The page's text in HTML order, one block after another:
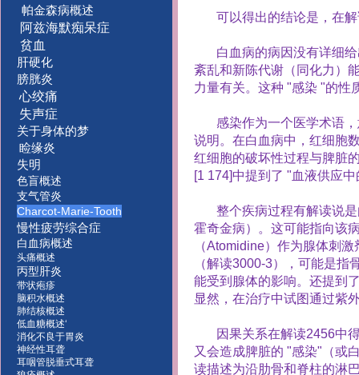
帕金森病概述
阿兹海默痴呆症
贫血
肝硬化
膀胱炎
心绞痛
失声症
关于身体的梦
睑缘炎
失明
色盲概述
支气管炎
Charcot-Marie-Tooth
慢性疲劳综合症
白血病概述
头痛概述
丙型肝炎
带状疱疹
脑积水概述
肺结核概述
低血糖概述‘
消化不良于胃炎
神经性耳聋
耳咽管脱垂式耳聋
可以得出的结论是，在
白血病的病因没有详细
紊乱和新陈代谢（同化力）
力量有关。这种 "感染 "的性
感染作为一个医学术语
说明。在白血病中，红细胞
红细胞的破坏性过程与脾脏
[1 174]中提到了 "血液供应
整个疾病过程有解读说
霍奇金病）。这可能指向该
（Atomidine）作为腺体刺激
（解读3000-3），可能是指
能受到腺体的影响。还提到
显然，在治疗中试图通过紫
因果关系在解读2456中
又会造成脾脏的 "感染" （或
读描述为沿肋骨和脊柱的淋